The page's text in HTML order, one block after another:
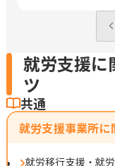
就労支援に
ツ
共通
就労支援事業所
就労移行支援・就